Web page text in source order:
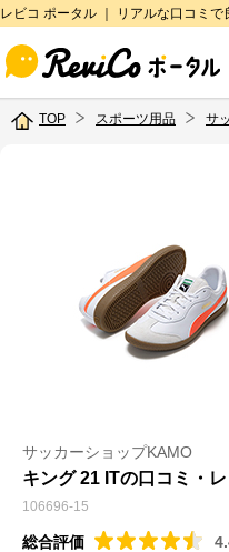
レビコ ポータル ｜ リアルな口コミ
TOP スポーツ用品 サ
サッカーショップKAMO
キング 21 ITの口コミ・
106696-15
総合評価